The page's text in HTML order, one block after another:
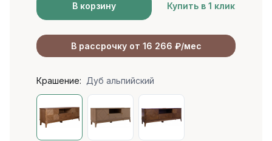
В корзину Купить в 1 клик
В рассрочку от 16 266 ₽/мес
Крашение: Дуб альпийский